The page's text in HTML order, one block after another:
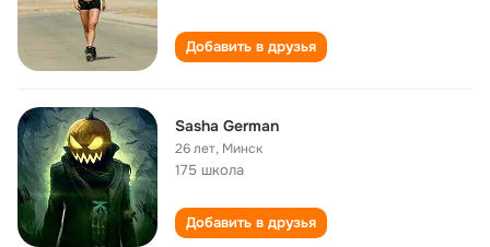
Добавить в друзья
Sasha German
26 лет, Минск
175 школа
Добавить в друзья